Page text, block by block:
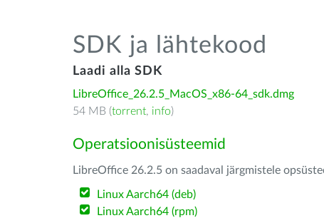
SDK ja lähtekood
Laadi alla SDK
LibreOffice_26.2.5_MacOS_x86-64_sdk.dmg
54 MB (torrent, info)
Operatsioonisüsteemid
LibreOffice 26.2.5 on saadaval järgmistele
Linux Aarch64 (deb)
Linux Aarch64 (rpm)